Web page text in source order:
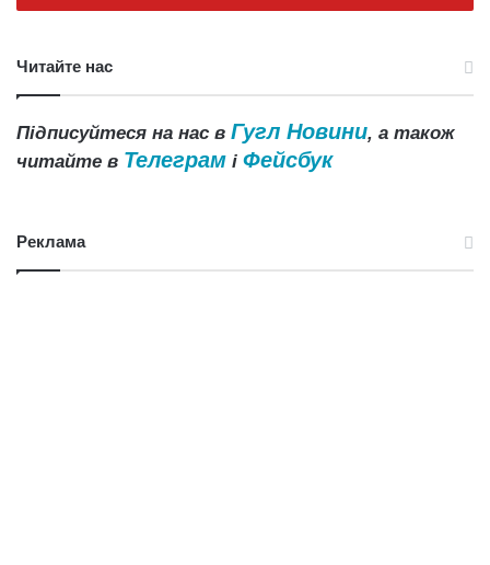
Читайте нас
Підписуйтеся на нас в Гугл Новини, а також
читайте в Телеграм і Фейсбук
Реклама